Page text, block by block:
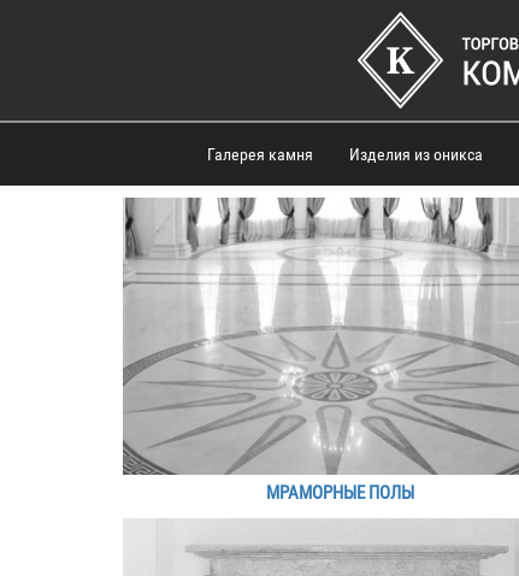
Галерея камня Изделия из оникса
МРАМОРНЫЕ ПОЛЫ